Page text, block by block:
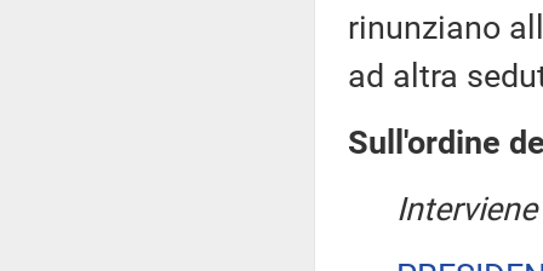
rinunziano
ad altra
Sull'ordine